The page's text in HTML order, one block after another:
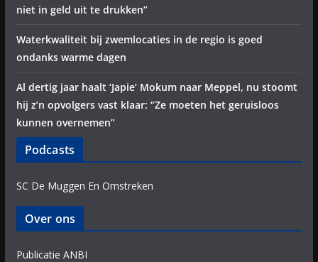
niet in geld uit te drukken”
Waterkwaliteit bij zwemlocaties in de regio is goed
ondanks warme dagen
Al dertig jaar haalt ‘Japie’ Mokum naar Meppel, nu stoomt
hij z’n opvolgers vast klaar: “Ze moeten het geruisloos
kunnen overnemen”
Podcasts
SC De Muggen En Omstreken
Over ons
Publicatie ANBI